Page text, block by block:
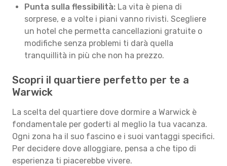
Punta sulla flessibilità: La vita è piena di
sorprese, e a volte i piani vanno rivisti. Scegliere
un hotel che permetta cancellazioni gratuite o
modifiche senza problemi ti darà quella
tranquillità in più che non ha prezzo.
Scopri il quartiere perfetto per te a
Warwick
La scelta del quartiere dove dormire a Warwick è
fondamentale per goderti al meglio la tua vacanza.
Ogni zona ha il suo fascino e i suoi vantaggi specifici.
Per decidere dove alloggiare, pensa a che tipo di
esperienza ti piacerebbe vivere.